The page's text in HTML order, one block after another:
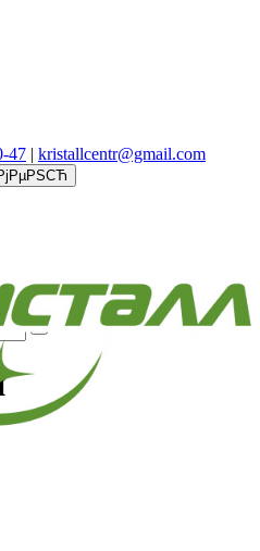
47 | kristallcentr@gmail.com